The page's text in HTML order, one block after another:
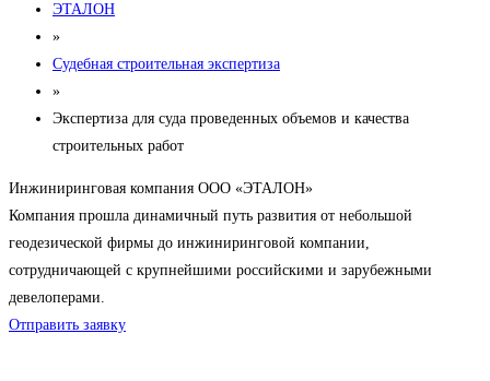
ЭТАЛОН
»
Судебная строительная экспертиза
»
Экспертиза для суда проведенных объемов и качества
строительных работ
Инжиниринговая компания ООО «ЭТАЛОН»
Компания прошла динамичный путь развития от небольшой
геодезической фирмы до инжиниринговой компании,
сотрудничающей с крупнейшими российскими и зарубежными
девелоперами.
Отправить заявку